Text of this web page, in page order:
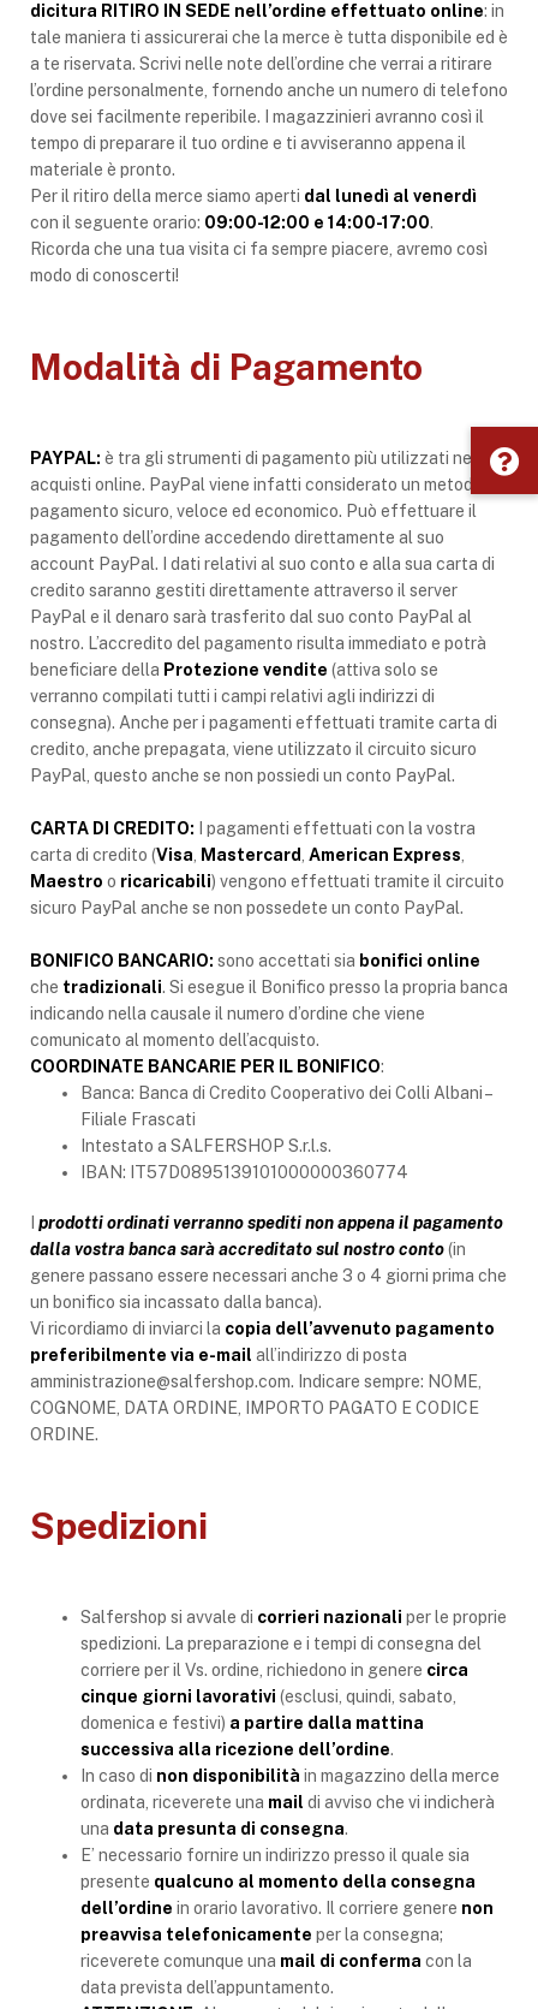
dicitura RITIRO IN SEDE nell’ordine effettuato online: in
tale maniera ti assicurerai che la merce è tutta disponibile ed è
a te riservata. Scrivi nelle note dell’ordine che verrai a ritirare
l’ordine personalmente, fornendo anche un numero di telefono
dove sei facilmente reperibile. I magazzinieri avranno così il
tempo di preparare il tuo ordine e ti avviseranno appena il
materiale è pronto.
Per il ritiro della merce siamo aperti dal lunedì al venerdì
con il seguente orario: 09:00-12:00 e 14:00-17:00.
Ricorda che una tua visita ci fa sempre piacere, avremo così
modo di conoscerti!
Modalità di Pagamento
PAYPAL: è tra gli strumenti di pagamento più utilizzati negli
acquisti online. PayPal viene infatti considerato un metodo di
pagamento sicuro, veloce ed economico. Può effettuare il
pagamento dell’ordine accedendo direttamente al suo
account PayPal. I dati relativi al suo conto e alla sua carta di
credito saranno gestiti direttamente attraverso il server
PayPal e il denaro sarà trasferito dal suo conto PayPal al
nostro. L’accredito del pagamento risulta immediato e potrà
beneficiare della Protezione vendite (attiva solo se
verranno compilati tutti i campi relativi agli indirizzi di
consegna). Anche per i pagamenti effettuati tramite carta di
credito, anche prepagata, viene utilizzato il circuito sicuro
PayPal, questo anche se non possiedi un conto PayPal.
CARTA DI CREDITO:
I pagamenti effettuati con la vostra
carta di credito (Visa, Mastercard, American Express,
Maestro o ricaricabili) vengono effettuati tramite il circuito
sicuro PayPal anche se non possedete un conto PayPal.
BONIFICO BANCARIO: sono accettati sia bonifici online
che tradizionali. Si esegue il Bonifico presso la propria banca
indicando nella causale il numero d’ordine che viene
comunicato al momento dell’acquisto.
COORDINATE BANCARIE PER IL BONIFICO:
Banca: Banca di Credito Cooperativo dei Colli Albani –
Filiale Frascati
Intestato a SALFERSHOP S.r.l.s.
IBAN: IT57D0895139101000000360774
prodotti ordinati verranno spediti non appena il pagamento
dalla vostra banca sarà accreditato sul nostro conto(in
genere passano essere necessari anche 3 o 4 giorni prima che
un bonifico sia incassato dalla banca).
Vi ricordiamo di inviarci la copia dell’avvenuto pagamento
preferibilmente via e-mail all’indirizzo di posta
amministrazione@salfershop.com. Indicare sempre: NOME,
COGNOME, DATA ORDINE, IMPORTO PAGATO E CODICE
ORDINE.
Spedizioni
Salfershop si avvale di corrieri nazionali per le proprie
spedizioni. La preparazione e i tempi di consegna del
corriere per il Vs. ordine, richiedono in genere circa
cinque giorni lavorativi (esclusi, quindi, sabato,
domenica e festivi) a partire dalla mattina
successiva alla ricezione dell’ordine.
In caso di non disponibilità in magazzino della merce
ordinata, riceverete una mail di avviso che vi indicherà
una data presunta di consegna.
E’ necessario fornire un indirizzo presso il quale sia
presente qualcuno al momento della consegna
dell’ordine in orario lavorativo. Il corriere genere non
preavvisa telefonicamente per la consegna;
riceverete comunque una mail di conferma con la
data prevista dell’appuntamento.